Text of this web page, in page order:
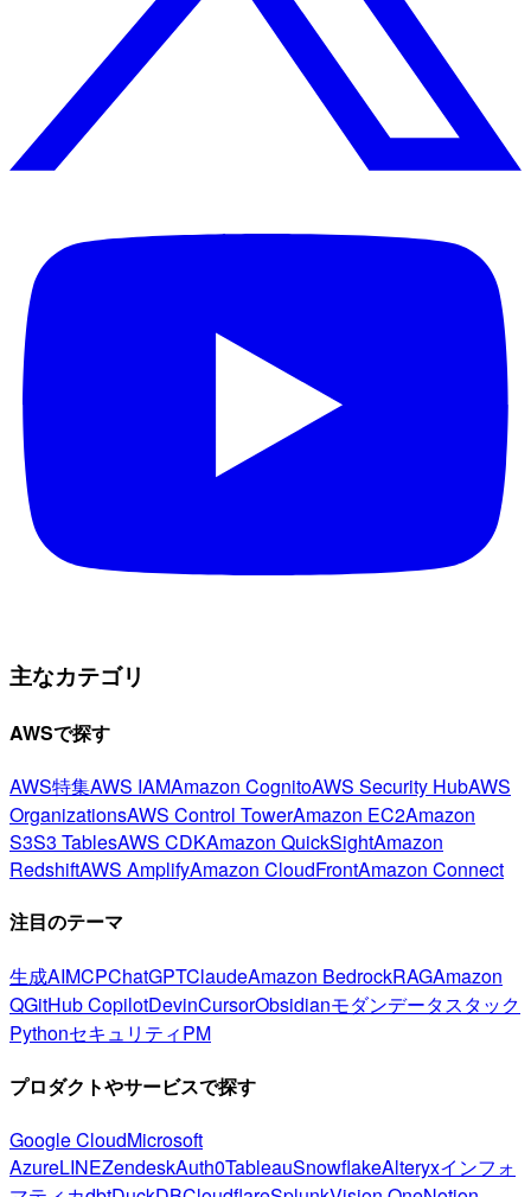
主なカテゴリ
AWSで探す
AWS特集AWS IAMAmazon CognitoAWS Security HubAWS
OrganizationsAWS Control TowerAmazon EC2Amazon
S3S3 TablesAWS CDKAmazon QuickSightAmazon
RedshiftAWS AmplifyAmazon CloudFrontAmazon Connect
注目のテーマ
生成AIMCPChatGPTClaudeAmazon BedrockRAGAmazon
QGitHub CopilotDevinCursorObsidianモダンデータスタック
PythonセキュリティPM
プロダクトやサービスで探す
Google CloudMicrosoft
AzureLINEZendeskAuth0TableauSnowflakeAlteryxインフォ